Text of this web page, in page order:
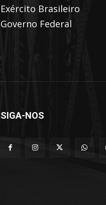
Exército Brasileiro
Governo Federal
SIGA-NOS